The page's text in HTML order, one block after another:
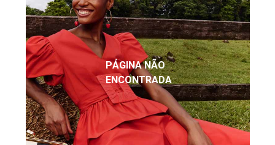
PÁGINA NÃO
ENCONTRADA